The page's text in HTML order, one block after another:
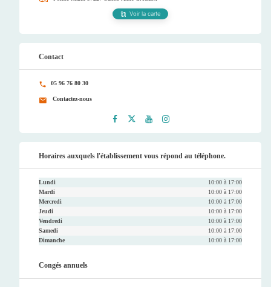
Voir la carte
Contact
05 96 76 80 30
Contactez-nous
ook
er
be
ram
Horaires auxquels l'établissement vous répond au téléphone.
Lundi
10:00 à 17:00
Mardi
10:00 à 17:00
Mercredi
10:00 à 17:00
Jeudi
10:00 à 17:00
Vendredi
10:00 à 17:00
Samedi
10:00 à 17:00
Dimanche
10:00 à 17:00
Congés annuels